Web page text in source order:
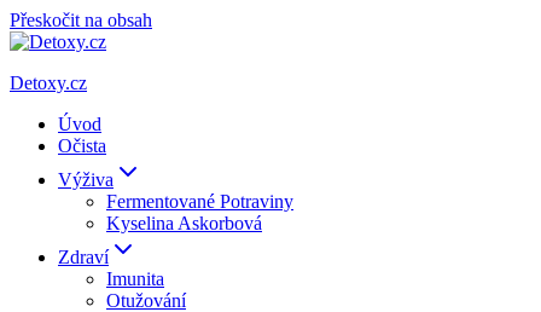
Přeskočit na obsah
Detoxy.cz
Úvod
Očista
Výživa
Fermentované Potraviny
Kyselina Askorbová
Zdraví
Imunita
Otužování